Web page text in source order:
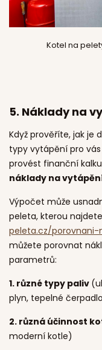
Kotel na
5. Náklady na
Když prověříte, jak je
typy vytápění pro
provést finanční
náklady na
Výpočet může
peleta, kterou
peleta.cz/
můžete porovnat
parametrů:
1. různé typy paliv
plyn, tepelné
2. různá účinnost
moderní kotle)